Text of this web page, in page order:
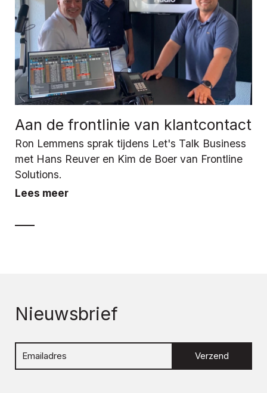
Aan de frontlinie van klantcontact
Ron Lemmens sprak tijdens Let's Talk Business
met Hans Reuver en Kim de Boer van Frontline
Solutions.
Lees meer
Nieuwsbrief
Verzend